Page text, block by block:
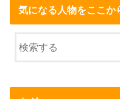
気になる人物をここか